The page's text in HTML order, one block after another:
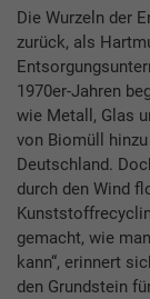
Die Wurzeln der
zurück, als
1970er-Jahren
wie Metall, Glas
von Biomüll
Deutschland.
durch den Wind
gemacht, wie
kann“, erinnert
den Grundstein